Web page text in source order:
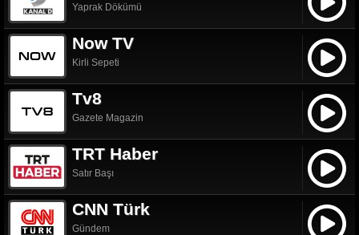
Yaprak Dökümü
Now TV
Kirli Sepeti
Tv8
Gazete Magazin
TRT Haber
Satır Başı
CNN Türk
Gündem